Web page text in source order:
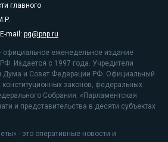
главного
mail: pg@pnp.ru
официальное еженедельное издание
Издается с 1997 года. Учредители
Дума и Совет Федерации РФ. Официальный
законов, федеральных
Собрания. «Парламентская
и представительства в десяти субъектах
- это оперативные новости и